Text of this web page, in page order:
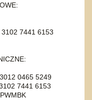
7441 6153
0465 5249
7441 6153